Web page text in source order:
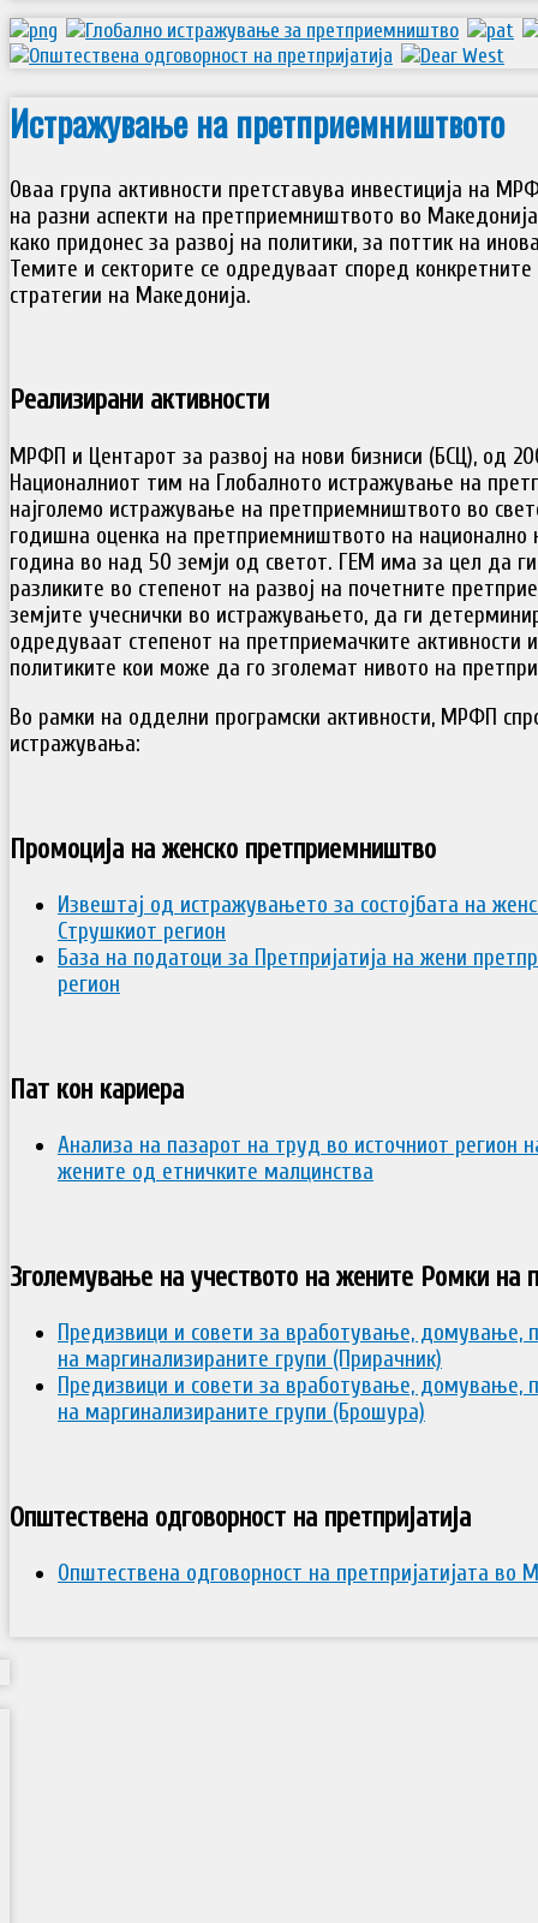
Истражување на претприемништвото
Оваа група активности претставува инвестиција на
на разни аспекти на претприемништвото во
како придонес за развој на политики, за поттик на
Темите и секторите се одредуваат според конкретните
стратегии на Македонија.
Реализирани активности
МРФП и Центарот за развој на нови бизниси (БСЦ), од
Националниот тим на Глобалното истражување на
најголемо истражување на претприемништвото во
годишна оценка на претприемништвото на национално
година во над 50 земји од светот. ГЕМ има за цел да
разликите во степенот на развој на почетните
земјите учеснички во истражувањето, да ги
одредуваат степенот на претприемачките активности
политиките кои може да го зголемат нивото на
Во рамки на одделни програмски активности, МРФП
истражувања:
Промоција на женско претприемништво
Извештај од истражувањето за состојбата на
Струшкиот регион
База на податоци за Претпријатија на жени
регион
Пат кон кариера
Анализа на пазарот на труд во источниот регион
жените од етничките малцинства
Зголемување на учеството на жените Ромки на
Предизвици и совети за вработување, домување,
на маргинализираните групи (Прирачник)
Предизвици и совети за вработување, домување,
на маргинализираните групи (Брошура)
Општествена одговорност на претпријатија
Општествена одговорност на претпријатијата во